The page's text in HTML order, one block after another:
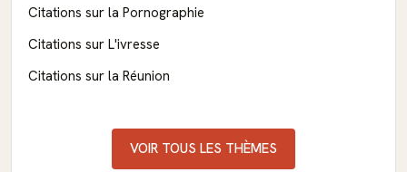
Citations sur la Pornographie
Citations sur L'ivresse
Citations sur la Réunion
VOIR TOUS LES THÈMES